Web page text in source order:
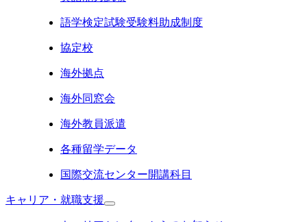
語学検定試験受験料助成制度
協定校
海外拠点
海外同窓会
海外教員派遣
各種留学データ
国際交流センター開講科目
キャリア・就職支援